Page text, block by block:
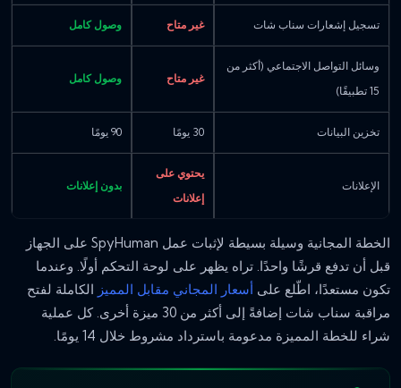
تسجيل إشعارات سناب شات غير متاح وصول كامل
وسائل التواصل الاجتماعي (أكثر من
15 تطبيقًا)
غير متاح وصول كامل
تخزين البيانات 30 يومًا 90 يومًا
الإعلانات
يحتوي على
إعلانات
بدون إعلانات
الخطة المجانية وسيلة بسيطة لإثبات عمل SpyHuman على الجهاز
قبل أن تدفع قرشًا واحدًا. تراه يظهر على لوحة التحكم أولًا. وعندما
تكون مستعدًا، اطّلع على أسعار المجاني مقابل المميز الكاملة لفتح
مراقبة سناب شات إضافةً إلى أكثر من 30 ميزة أخرى. كل عملية
شراء للخطة المميزة مدعومة باسترداد مشروط خلال 14 يومًا.